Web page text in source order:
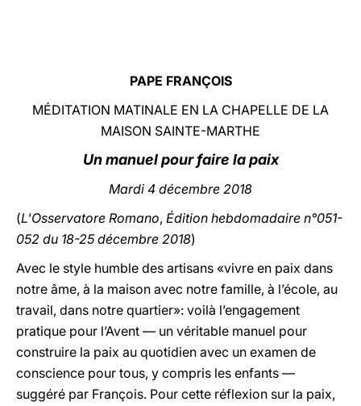
中文
LATINE
PAPE FRANÇOIS
MÉDITATION MATINALE EN LA CHAPELLE DE LA
MAISON SAINTE-MARTHE
Un manuel pour faire la paix
Mardi 4 décembre 2018
(L'Osservatore Romano, Édition hebdomadaire n°051-
052 du 18-25 décembre 2018)
Avec le style humble des artisans «vivre en paix dans
notre âme, à la maison avec notre famille, à l’école, au
travail, dans notre quartier»: voilà l’engagement
pratique pour l’Avent — un véritable manuel pour
construire la paix au quotidien avec un examen de
conscience pour tous, y compris les enfants —
suggéré par François. Pour cette réflexion sur la paix,